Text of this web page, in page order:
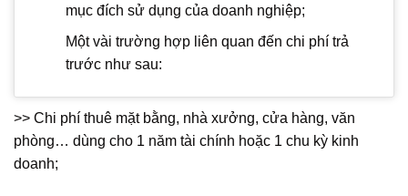
mục đích sử dụng của doanh nghiệp;
Một vài trường hợp liên quan đến chi phí trả
trước như sau:
>> Chi phí thuê mặt bằng, nhà xưởng, cửa hàng, văn
phòng… dùng cho 1 năm tài chính hoặc 1 chu kỳ kinh
doanh;